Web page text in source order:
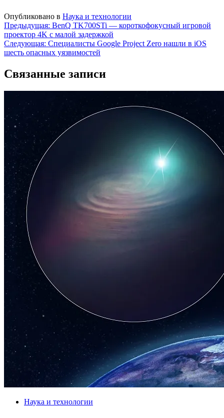
Опубликовано в Наука и технологии
Навигация
по
записям
Предыдущая: BenQ TK700STi — короткофокусный игровой
проектор 4K с малой задержкой
Следующая: Специалисты Google Project Zero нашли в iOS
шесть опасных уязвимостей
Связанные записи
Наука и технологии